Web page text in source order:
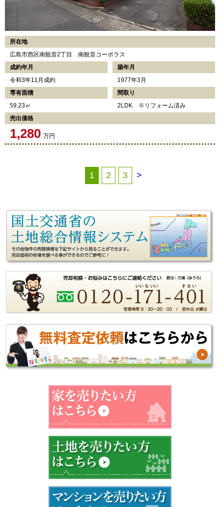
所在地
広島市西区南観音2丁目 南観音コーポラス
成約年月
築年月
令和3年11月成約
1977年3月
専有面積
間取り
59.23㎡
2LDK ※リフォーム済み
売出価格
1,280 万円
1 2 3 >